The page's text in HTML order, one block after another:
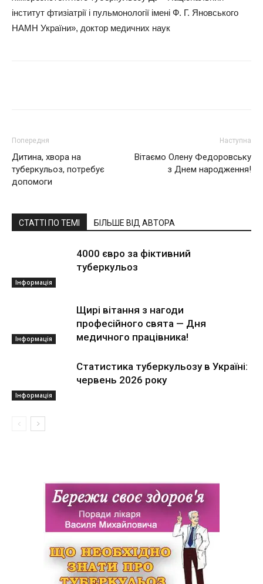
інститут фтизіатрії і пульмонології імені Ф. Г. Яновського
НАМН України», доктор медичних наук
Попередня
Дитина, хвора на
туберкульоз, потребує
допомоги
Наступна
Вітаємо Олену Федоровську
з Днем народження!
СТАТТІ ПО ТЕМІ БІЛЬШЕ ВІД АВТОРА
Інформація
4000 євро за фіктивний
туберкульоз
Інформація
Щирі вітання з нагоди
професійного свята — Дня
медичного працівника!
Інформація
Статистика туберкульозу в Україні:
червень 2026 року